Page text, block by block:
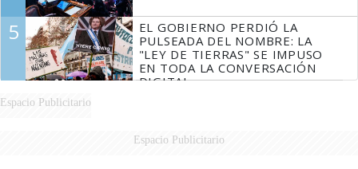
5
EL GOBIERNO PERDIÓ LA
PULSEADA DEL NOMBRE: LA
"LEY DE TIERRAS" SE IMPUSO
EN TODA LA CONVERSACIÓN
DIGITAL
Espacio Publicitario
Espacio Publicitario